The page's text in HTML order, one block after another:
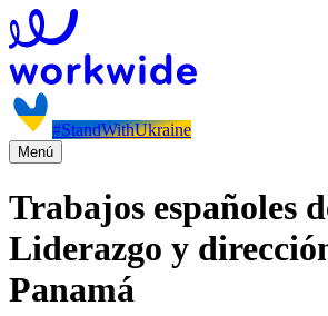
#StandWithUkraine
Menú
Trabajos españoles
Liderazgo y
Panamá